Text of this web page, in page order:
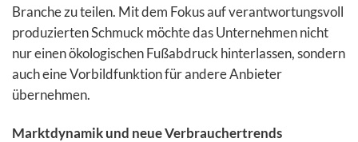
Branche zu teilen. Mit dem Fokus auf verantwortungsvoll
produzierten Schmuck möchte das Unternehmen nicht
nur einen ökologischen Fußabdruck hinterlassen, sondern
auch eine Vorbildfunktion für andere Anbieter
übernehmen.
Marktdynamik und neue Verbrauchertrends